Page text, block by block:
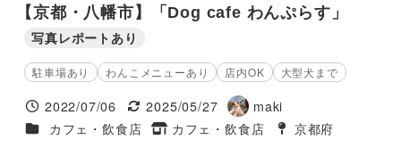
【京都・八幡市】「Dog cafe わんぷらす」
写真レポートあり
駐車場あり わんこメニューあり 店内OK 大型犬まで
投稿日
2022/07/06
更新日
2025/05/27
著
者
maki
施設ジャンル
カフェ・飲食店
タグ
カフェ・飲食店
タグ
京都府